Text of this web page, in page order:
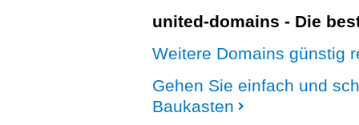
united-domains - Die
Weitere Domains günstig
Gehen Sie einfach und
Baukasten